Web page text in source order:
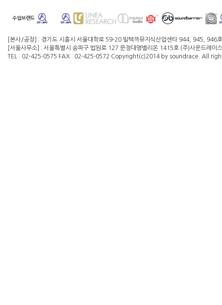
수입브랜드
[본사/공장] : 경기도 시흥시 서울대학로 59-20 빌텍까뮤지식산업센타 944, 945, 946호
[서울사무소] : 서울특별시 송파구 법원로 127 문정대명벨리온 1415호 (주)사운드레
TEL : 02-425-0575 FAX : 02-425-0572 Copyright(c)2014 by soundrace. All